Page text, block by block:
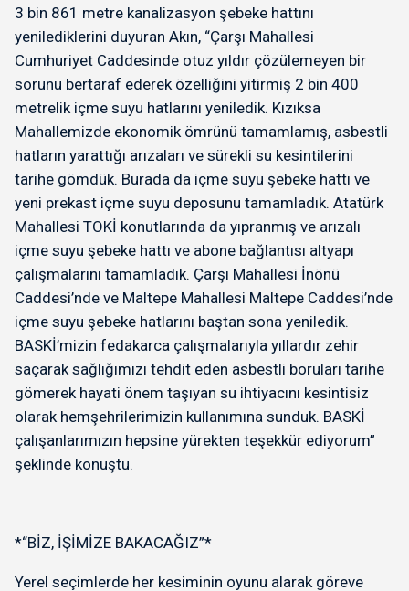
3 bin 861 metre kanalizasyon şebeke hattını
yenilediklerini duyuran Akın, “Çarşı Mahallesi
Cumhuriyet Caddesinde otuz yıldır çözülemeyen bir
sorunu bertaraf ederek özelliğini yitirmiş 2 bin 400
metrelik içme suyu hatlarını yeniledik. Kızıksa
Mahallemizde ekonomik ömrünü tamamlamış, asbestli
hatların yarattığı arızaları ve sürekli su kesintilerini
tarihe gömdük. Burada da içme suyu şebeke hattı ve
yeni prekast içme suyu deposunu tamamladık. Atatürk
Mahallesi TOKİ konutlarında da yıpranmış ve arızalı
içme suyu şebeke hattı ve abone bağlantısı altyapı
çalışmalarını tamamladık. Çarşı Mahallesi İnönü
Caddesi’nde ve Maltepe Mahallesi Maltepe Caddesi’nde
içme suyu şebeke hatlarını baştan sona yeniledik.
BASKİ’mizin fedakarca çalışmalarıyla yıllardır zehir
saçarak sağlığımızı tehdit eden asbestli boruları tarihe
gömerek hayati önem taşıyan su ihtiyacını kesintisiz
olarak hemşehrilerimizin kullanımına sunduk. BASKİ
çalışanlarımızın hepsine yürekten teşekkür ediyorum”
şeklinde konuştu.
*“BİZ, İŞİMİZE BAKACAĞIZ”*
Yerel seçimlerde her kesiminin oyunu alarak göreve